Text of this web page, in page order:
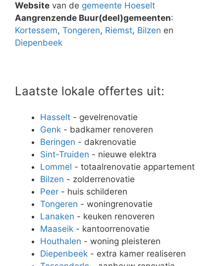
Website van de gemeente Hoeselt
Aangrenzende Buur(deel)gemeenten:
Kortessem, Tongeren, Riemst, Bilzen en
Diepenbeek
Laatste lokale offertes uit:
Hasselt - gevelrenovatie
Genk - badkamer renoveren
Beringen - dakrenovatie
Sint-Truiden - nieuwe elektra
Lommel - totaalrenovatie appartement
Bilzen - zolderrenovatie
Peer - huis schilderen
Tongeren - woningrenovatie
Lanaken - keuken renoveren
Maaseik - kantoorrenovatie
Houthalen - woning pleisteren
Diepenbeek - extra kamer realiseren